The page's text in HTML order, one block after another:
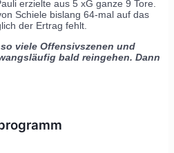
erzielte aus 5 xG ganze 9 Tore.
Schiele bislang 64-mal auf das
der Ertrag fehlt.
viele Offensivszenen und
bald reingehen. Dann